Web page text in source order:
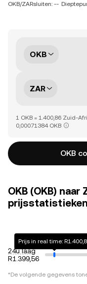
OKB/ZARsluiten: --
OKB
ZAR
1 OKB = 1.400,86 Zuid-
0,00071384 OKB
OKB
OKB (OKB)
prijsstatistieken
24u laag
R1.399,56
Prijs in real time:
*De volgende gegevens